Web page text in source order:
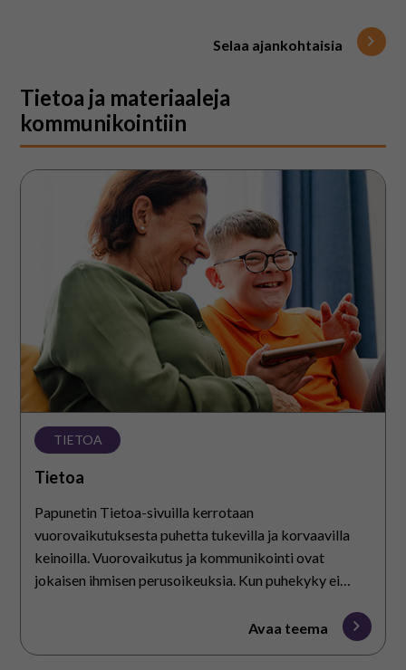
Selaa ajankohtaisia
Tietoa ja materiaaleja
kommunikointiin
TIETOA
Tietoa
Papunetin Tietoa-sivuilla kerrotaan
vuorovaikutuksesta puhetta tukevilla ja korvaavilla
keinoilla. Vuorovaikutus ja kommunikointi ovat
jokaisen ihmisen perusoikeuksia. Kun puhekyky ei
mahdollista sanattomasti sekä puhetta tukevilla ja
Avaa teema